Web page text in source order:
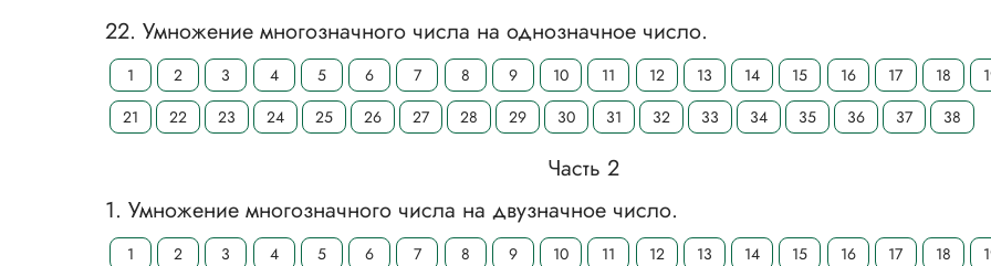
22. Умножение многозначного числа на однозначное число.
1 2 3 4 5 6 7 8 9 10 11 12 13 14 15 16 17 18
21
22 23 24 25 26 27 28 29 30 31 32 33 34 35 36 37 38
Часть 2
1. Умножение многозначного числа на двузначное число.
1 2 3 4 5 6 7 8 9 10 11 12 13 14 15 16 17 18